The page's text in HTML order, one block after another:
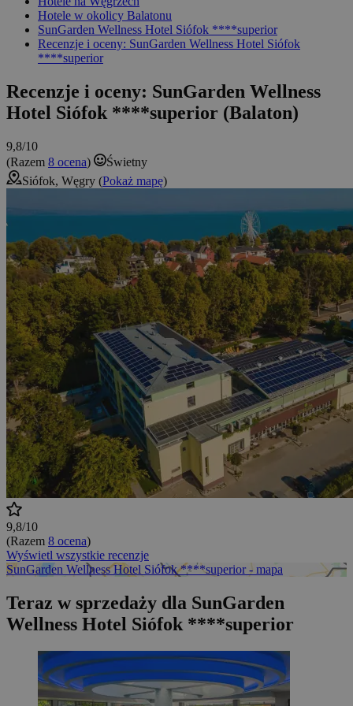
Hotele w okolicy Balatonu
SunGarden Wellness Hotel Siófok ****superior
Recenzje i oceny: SunGarden Wellness Hotel Siófok
****superior
Recenzje i oceny: SunGarden Wellness
Hotel Siófok ****superior (Balaton)
9,8/10
(Razem 8 ocena)
Świetny
Siófok, Węgry (Pokaż mapę)
9,8/10
(Razem 8 ocena)
Wyświetl wszystkie recenzje
SunGarden Wellness Hotel Siófok ****superior - mapa
Teraz w sprzedaży dla SunGarden
Wellness Hotel Siófok ****superior